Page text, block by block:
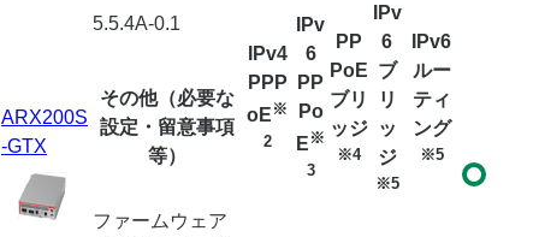
ARX200S
-GTX
5.5.4A-0.1
IPv4
PPP
oE ※
2
IPv
6
PP
Po
E ※
3
PP
PoE
ブリ
ッジ
※4
IPv
6
ブ
リ
ッ
ジ
※5
IPv6
ルー
ティ
ング
※5
その他（必要な
設定・留意事項
等）
ファームウェア